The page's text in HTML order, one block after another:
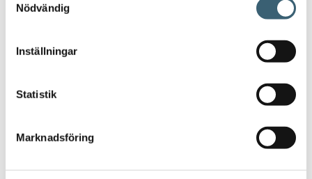
Nödvändig
Inställningar
Statistik
Marknadsföring
Slangklämma
10kr